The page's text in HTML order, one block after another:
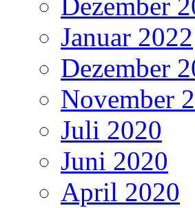
Dezember
Januar 2022
Dezember
November
Juli 2020
Juni 2020
April 2020